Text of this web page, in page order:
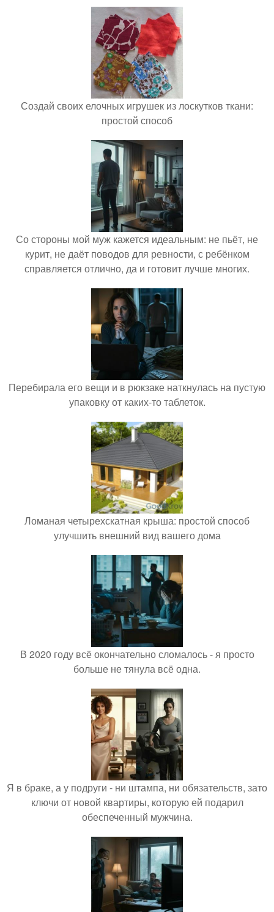
Создай своих елочных игрушек из лоскутков ткани:
простой способ
Со стороны мой муж кажется идеальным: не пьёт, не
курит, не даёт поводов для ревности, с ребёнком
справляется отлично, да и готовит лучше многих.
Перебирала его вещи и в рюкзаке наткнулась на пустую
упаковку от каких-то таблеток.
Ломаная четырехскатная крыша: простой способ
улучшить внешний вид вашего дома
В 2020 году всё окончательно сломалось - я просто
больше не тянула всё одна.
Я в браке, а у подруги - ни штампа, ни обязательств, зато
ключи от новой квартиры, которую ей подарил
обеспеченный мужчина.